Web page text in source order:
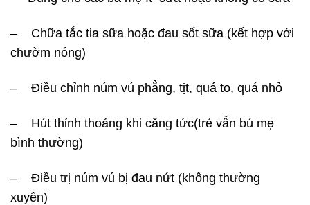
– Chữa tắc tia sữa hoặc đau sốt sữa (kết hợp với
chườm nóng)
– Điều chỉnh núm vú phẳng, tịt, quá to, quá nhỏ
– Hút thỉnh thoảng khi căng tức(trẻ vẫn bú mẹ
bình thường)
– Điều trị núm vú bị đau nứt (không thường
xuyên)